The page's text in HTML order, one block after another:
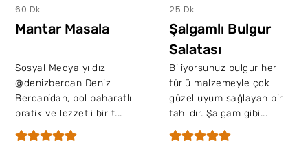
60 Dk
Mantar Masala
Sosyal Medya yıldızı
@denizberdan Deniz
Berdan’dan, bol baharatlı
pratik ve lezzetli bir t...
25 Dk
Şalgamlı Bulgur
Salatası
Biliyorsunuz bulgur her
türlü malzemeyle çok
güzel uyum sağlayan bir
tahıldır. Şalgam gibi...